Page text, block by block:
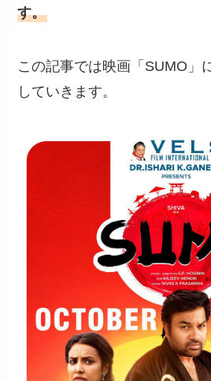
す。
この記事では映画「SUMO」
していきます。